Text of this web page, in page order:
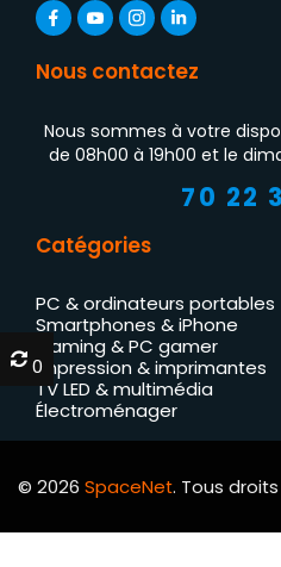
Nous contactez
Nous sommes à votre
de 08h00 à 19h00 et le
70 22
Catégories
PC & ordinateurs portables
Smartphones & iPhone
Gaming & PC gamer
Impression & imprimantes
TV LED & multimédia
Électroménager
© 2026 SpaceNet. Tous
0
0